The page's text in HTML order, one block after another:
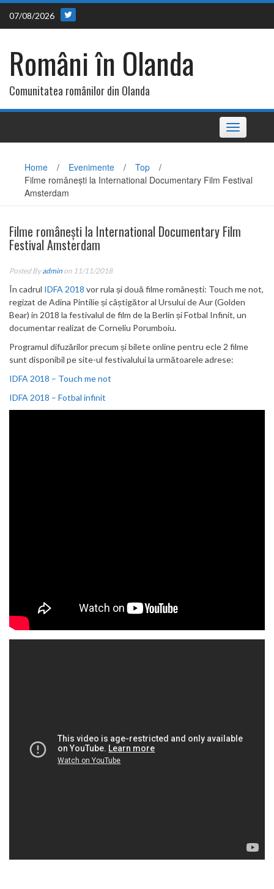
Skip
content
07/08/2026
Români în Olanda
Comunitatea românilor din Olanda
Toggle
navigation
Home / Evenimente / Top
/
Filme românești la International Documentary Film Festival
Amsterdam
Filme românești la International Documentary Film
Festival Amsterdam
Posted Byadmin on 11/11/2018
În cadrul IDFA 2018 vor rula și două filme românești: Touch me not,
regizat de Adina Pintilie și câștigător al Ursului de Aur (Golden
Bear) in 2018 la festivalul de film de la Berlin și Fotbal Infinit, un
documentar realizat de Corneliu Porumboiu.
Programul difuzărilor precum și bilete online pentru ecle 2 filme
sunt disponibil pe site-ul festivalului la următoarele adrese:
IDFA 2018 – Touch me not
IDFA 2018 – Fotbal infinit